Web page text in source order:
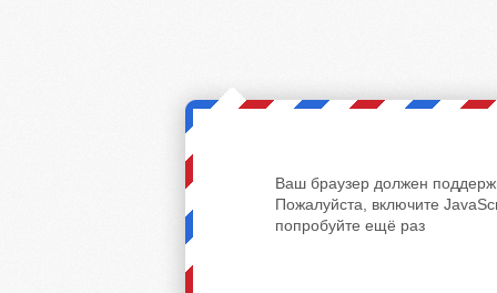
Ваш браузер должен
Пожалуйста, включите
попробуйте ещё раз